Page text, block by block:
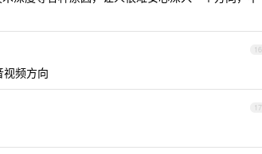
16
频方向
17